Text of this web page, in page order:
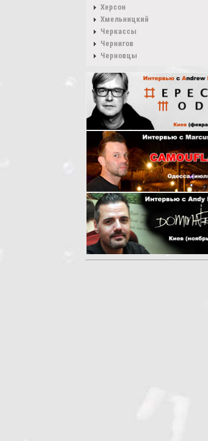
Херсон
Хмельницкий
Черкассы
Чернигов
Черновцы